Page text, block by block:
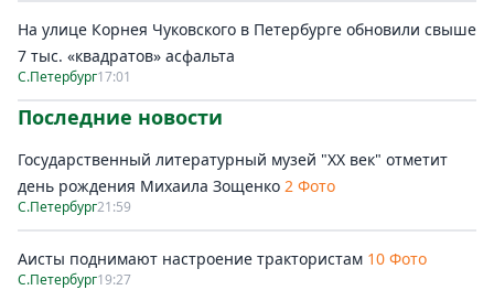
На улице Корнея Чуковского в Петербурге обновили свыше
7 тыс. «квадратов» асфальта
С.Петербург17:01
Последние новости
Государственный литературный музей "ХХ век" отметит
день рождения Михаила Зощенко 2 Фото
С.Петербург21:59
Аисты поднимают настроение трактористам 10 Фото
С.Петербург19:27